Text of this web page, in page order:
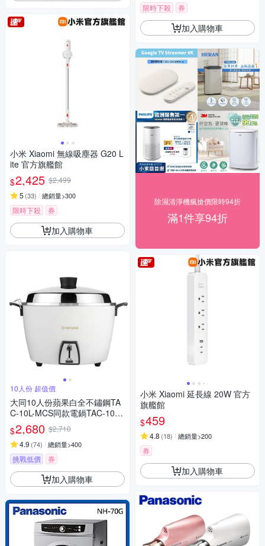
小米 Xiaomi 無線吸塵器 G20 L
ite 官方旗艦館
$2,425 $2,499
5 (33) 總銷量>300
限時下殺 券
加入購物車
10人份 超值價
大同10人份蘋果白全不鏽鋼TA
C-10L-MCS同款電鍋TAC-10L-
MCW
$2,680 $2,710
4.9 (74) 總銷量>400
挑戰低價 券
加入購物車
限時下殺 券
加入購物車
除濕清淨機瘋搶價限時94折
滿1件享94折
小米 Xiaomi 延長線 20W 官方
旗艦館
$459
4.8 (18) 總銷量>200
券
加入購物車